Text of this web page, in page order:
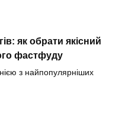
як обрати якісний
фастфуду
з найпопулярніших